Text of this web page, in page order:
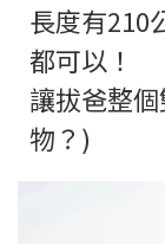
長度有210
都可以！
讓拔爸整
物？)